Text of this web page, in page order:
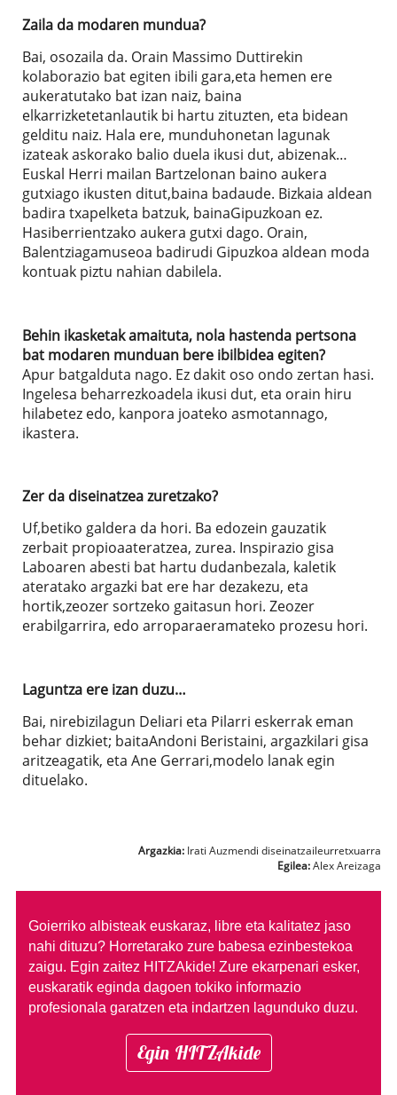
Zaila da modaren mundua?
Bai, osozaila da. Orain Massimo Duttirekin
kolaborazio bat egiten ibili gara,eta hemen ere
aukeratutako bat izan naiz, baina
elkarrizketetanlautik bi hartu zituzten, eta bidean
gelditu naiz. Hala ere, munduhonetan lagunak
izateak askorako balio duela ikusi dut, abizenak…
Euskal Herri mailan Bartzelonan baino aukera
gutxiago ikusten ditut,baina badaude. Bizkaia aldean
badira txapelketa batzuk, bainaGipuzkoan ez.
Hasiberrientzako aukera gutxi dago. Orain,
Balentziagamuseoa badirudi Gipuzkoa aldean moda
kontuak piztu nahian dabilela.
Behin ikasketak amaituta, nola hastenda pertsona
bat modaren munduan bere ibilbidea egiten?
Apur batgalduta nago. Ez dakit oso ondo zertan hasi.
Ingelesa beharrezkoadela ikusi dut, eta orain hiru
hilabetez edo, kanpora joateko asmotannago,
ikastera.
Zer da diseinatzea zuretzako?
Uf,betiko galdera da hori. Ba edozein gauzatik
zerbait propioaateratzea, zurea. Inspirazio gisa
Laboaren abesti bat hartu dudanbezala, kaletik
ateratako argazki bat ere har dezakezu, eta
hortik,zeozer sortzeko gaitasun hori. Zeozer
erabilgarrira, edo arroparaeramateko prozesu hori.
Laguntza ere izan duzu…
Bai, nirebizilagun Deliari eta Pilarri eskerrak eman
behar dizkiet; baitaAndoni Beristaini, argazkilari gisa
aritzeagatik, eta Ane Gerrari,modelo lanak egin
dituelako.
Argazkia: Irati Auzmendi diseinatzaileurretxuarra
Egilea:Alex Areizaga
Goierriko albisteak euskaraz, libre eta kalitatez jaso
nahi dituzu? Horretarako zure babesa ezinbestekoa
zaigu. Egin zaitez HITZAkide! Zure ekarpenari esker,
euskaratik eginda dagoen tokiko informazio
profesionala garatzen eta indartzen lagunduko duzu.
Egin HITZAkide